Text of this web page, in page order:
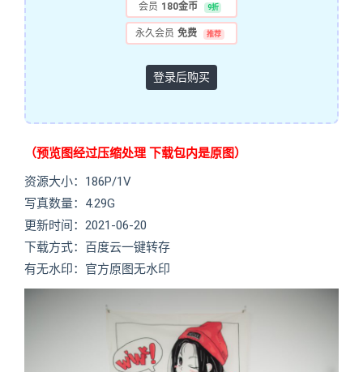
会员 180金币 9折
永久会员 免费 推荐
登录后购买
（预览图经过压缩处理 下载包内是原图）
资源大小：186P/1V
写真数量：4.29G
更新时间：2021-06-20
下载方式：百度云一键转存
有无水印：官方原图无水印